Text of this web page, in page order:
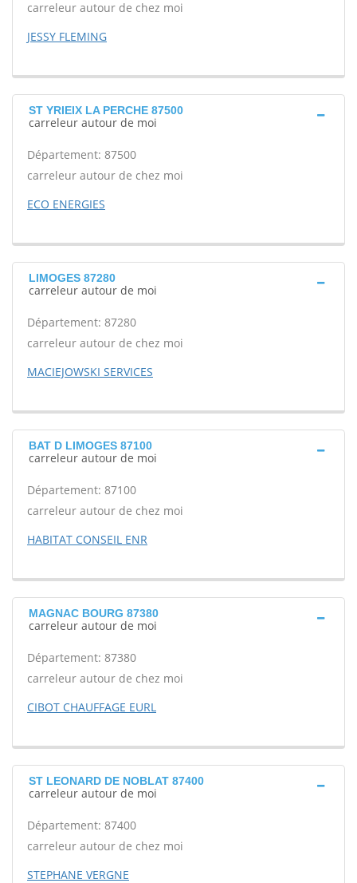
carreleur autour de chez moi
JESSY FLEMING
ST YRIEIX LA PERCHE 87500
carreleur autour de moi
Département: 87500
carreleur autour de chez moi
ECO ENERGIES
LIMOGES 87280
carreleur autour de moi
Département: 87280
carreleur autour de chez moi
MACIEJOWSKI SERVICES
BAT D LIMOGES 87100
carreleur autour de moi
Département: 87100
carreleur autour de chez moi
HABITAT CONSEIL ENR
MAGNAC BOURG 87380
carreleur autour de moi
Département: 87380
carreleur autour de chez moi
CIBOT CHAUFFAGE EURL
ST LEONARD DE NOBLAT 87400
carreleur autour de moi
Département: 87400
carreleur autour de chez moi
STEPHANE VERGNE